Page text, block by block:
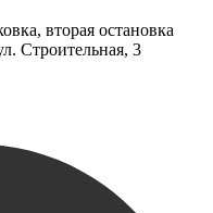
вторая остановка
Строительная, 3